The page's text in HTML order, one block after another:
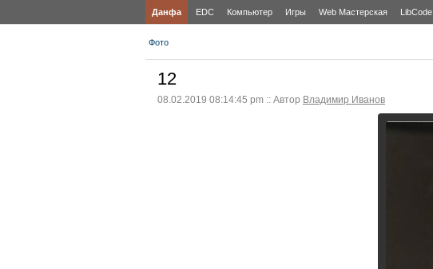
Данфа EDC Компьютер Игры Web Мастерская LibCode
Фото
12
08.02.2019 08:14:45 pm :: Автор Владимир Иванов